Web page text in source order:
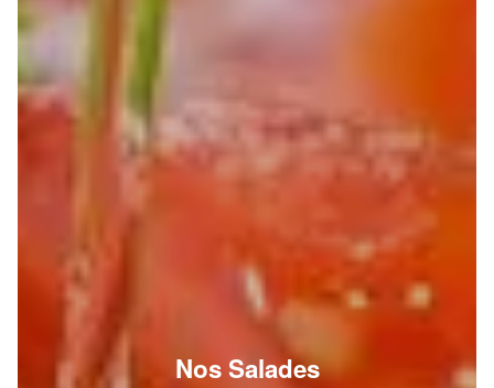
Nos Salades